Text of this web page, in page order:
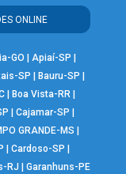
ONLINE
GO Apiaí-SP
SP Bauru-SP
Boa Vista-RR
Cajamar-SP
GRANDE-MS
Cardoso-SP
RJ
Garanhuns-PE